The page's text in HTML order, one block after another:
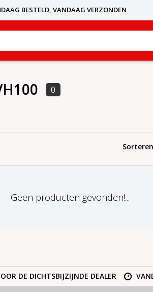
BESTELD, VANDAAG VERZONDEN
0
Geen producten gevonden!...
DE DICHTSBIJZIJNDE DEALER